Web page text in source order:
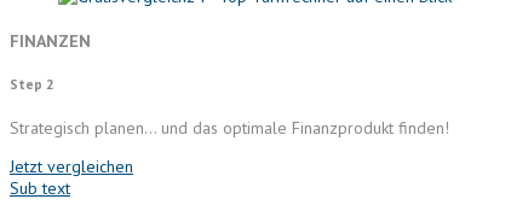
FINANZEN
Step 2
Strategisch planen… und das optimale Finanzprodukt finden!
Jetzt vergleichen
Sub text